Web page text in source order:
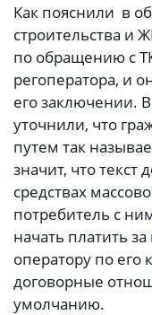
Как пояснили в
строительства и
по обращению с
регоператора, и
его заключении.
уточнили, что
путем так
значит, что текст
средствах
потребитель с
начать платить
оператору по его
договорные
умолчанию.